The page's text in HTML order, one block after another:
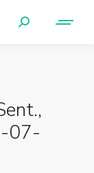
07-